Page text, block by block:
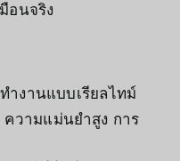
อนจริง
ำงานแบบเรียลไทม์
วามแม่นยำสูง การ